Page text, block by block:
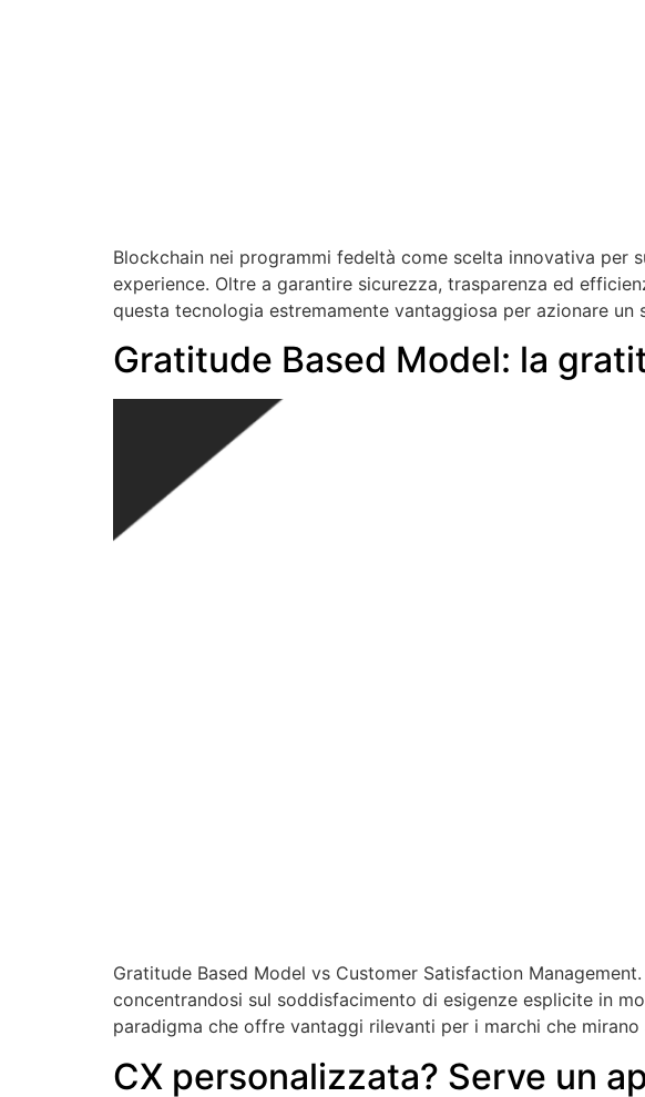
Blockchain nei programmi fedeltà come scelta innovativa per
experience. Oltre a garantire sicurezza, trasparenza ed
questa tecnologia estremamente vantaggiosa per azionare
Gratitude Based Model: la
Gratitude Based Model vs Customer Satisfaction
concentrandosi sul soddisfacimento di esigenze esplicite in
paradigma che offre vantaggi rilevanti per i marchi che
CX personalizzata? Serve un